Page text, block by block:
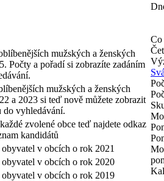
mužských a ženských
Počty a pořadí si zobrazíte zadáním
mužských a ženských
a 2023 si teď nově můžete zobrazit
do vyhledávání.
zvolené obce teď najdete odkaz
kandidátů
v obcích o rok 2021
v obcích o rok 2020
v obcích o rok 2019
Co